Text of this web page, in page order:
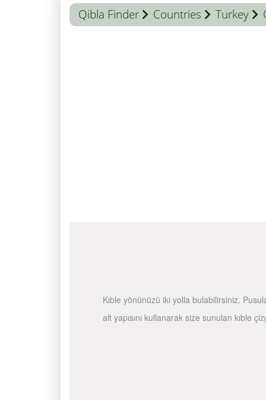
Qibla Finder Countries Turkey
Kıble yönünüzü iki yolla bulabilirsiniz.
alt yapısını kullanarak size sunulan kıble